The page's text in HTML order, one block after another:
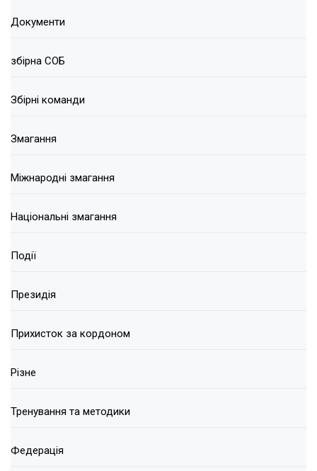
Документи
збірна СОБ
Збірні команди
Змагання
Міжнародні змагання
Національні змагання
Події
Президія
Прихисток за кордоном
Різне
Тренування та методики
Федерація